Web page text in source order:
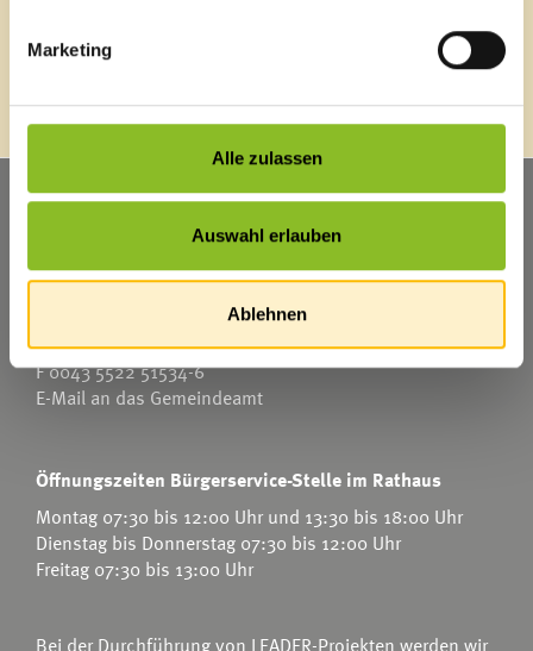
Marketing
Alle zulassen
Auswahl erlauben
Ablehnen
E-Mail an Herbstmarkt-Team
Marktgemeinde Frastanz
A-6820 Frastanz
Österreich
T0043 5522 51534-0
F 0043 5522 51534-6
E-Mail an das Gemeindeamt
Öffnungszeiten Bürgerservice-Stelle im Rathaus
Montag 07:30 bis 12:00 Uhr und 13:30 bis 18:00 Uhr
Dienstag bis Donnerstag 07:30 bis 12:00 Uhr
Freitag 07:30 bis 13:00 Uhr
Bei der Durchführung von LEADER-Projekten werden wir